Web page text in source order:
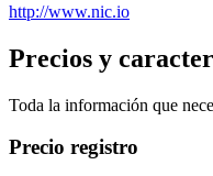
http://www.nic.io
Precios y
Toda la información que
Precio registro